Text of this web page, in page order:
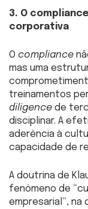
3. O
corporativa
O compliance
mas uma
treinamentos
diligence de
disciplinar. A
aderência à
capacidade de
A doutrina de
fenômeno de
empresarial”, na